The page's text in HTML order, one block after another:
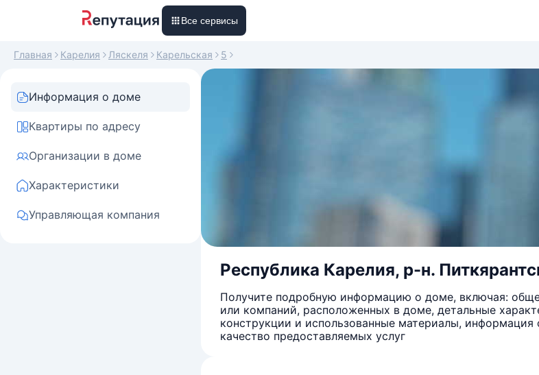
Все сервисы
Главная Карелия Ляскеля Карельская 5
Информация о доме
Квартиры по адресу
Организации в доме
Характеристики
Управляющая компания
Республика Карелия, р-н.
Получите подробную информацию о доме, включая:
или компаний, расположенных в доме, детальные
конструкции и использованные материалы,
качество предоставляемых услуг